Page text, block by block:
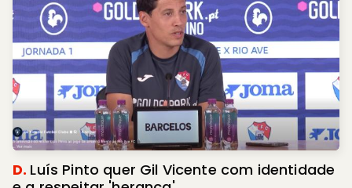
D. Luís Pinto quer Gil Vicente com identidade